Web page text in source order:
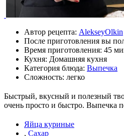
Автор рецепта: AlekseyOlkin
После приготовления вы
Время приготовления: 45
Кухня: Домашняя кухня
Категория блюда: Выпечка
Сложность: легко
Быстрый, вкусный и полезный
очень просто и быстро. Выпечка
Яйца куриные
, Сахар